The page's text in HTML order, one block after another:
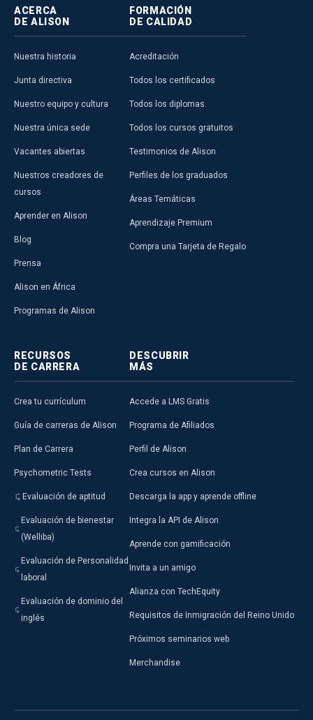
ACERCA
DE ALISON
Nuestra historia
Junta directiva
Nuestro equipo y cultura
Nuestra única sede
Vacantes abiertas
Nuestros creadores de
cursos
Aprender en Alison
Blog
Prensa
Alison en África
Programas de Alison
FORMACIÓN
DE CALIDAD
Acreditación
Todos los certificados
Todos los diplomas
Todos los cursos gratuitos
Testimonios de Alison
Perfiles de los graduados
Áreas Temáticas
Aprendizaje Premium
Compra una Tarjeta de Regalo
RECURSOS
DE CARRERA
Crea tu currículum
Guía de carreras de Alison
Plan de Carrera
Psychometric Tests
Evaluación de aptitud
Evaluación de bienestar
(Welliba)
Evaluación de Personalidad
laboral
Evaluación de dominio del
inglés
DESCUBRIR
MÁS
Accede a LMS Gratis
Programa de Afiliados
Perfil de Alison
Crea cursos en Alison
Descarga la app y aprende offline
Integra la API de Alison
Aprende con gamificación
Invita a un amigo
Alianza con TechEquity
Requisitos de Inmigración del Reino Unido
Próximos seminarios web
Merchandise